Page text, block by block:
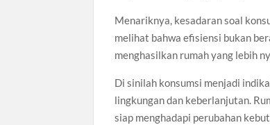
Menariknya, kesadaran soal
melihat bahwa efisiensi bukan
menghasilkan rumah yang lebih
Di sinilah konsumsi menjadi
lingkungan dan keberlanjutan.
siap menghadapi perubahan